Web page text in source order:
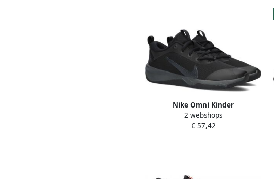
Nike Omni Kinder
Indoorschoenen Dm9027-001
Kleur Zwart-multicolour
2 webshops
€ 57,42